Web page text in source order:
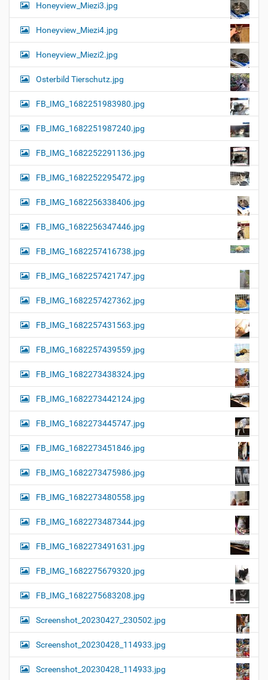
Honeyview_Miezi3.jpg
Honeyview_Miezi4.jpg
Honeyview_Miezi2.jpg
Osterbild Tierschutz.jpg
FB_IMG_1682251983980.jpg
FB_IMG_1682251987240.jpg
FB_IMG_1682252291136.jpg
FB_IMG_1682252295472.jpg
FB_IMG_1682256338406.jpg
FB_IMG_1682256347446.jpg
FB_IMG_1682257416738.jpg
FB_IMG_1682257421747.jpg
FB_IMG_1682257427362.jpg
FB_IMG_1682257431563.jpg
FB_IMG_1682257439559.jpg
FB_IMG_1682273438324.jpg
FB_IMG_1682273442124.jpg
FB_IMG_1682273445747.jpg
FB_IMG_1682273451846.jpg
FB_IMG_1682273475986.jpg
FB_IMG_1682273480558.jpg
FB_IMG_1682273487344.jpg
FB_IMG_1682273491631.jpg
FB_IMG_1682275679320.jpg
FB_IMG_1682275683208.jpg
Screenshot_20230427_230502.jpg
Screenshot_20230428_114933.jpg
Screenshot_20230428_114933.jpg